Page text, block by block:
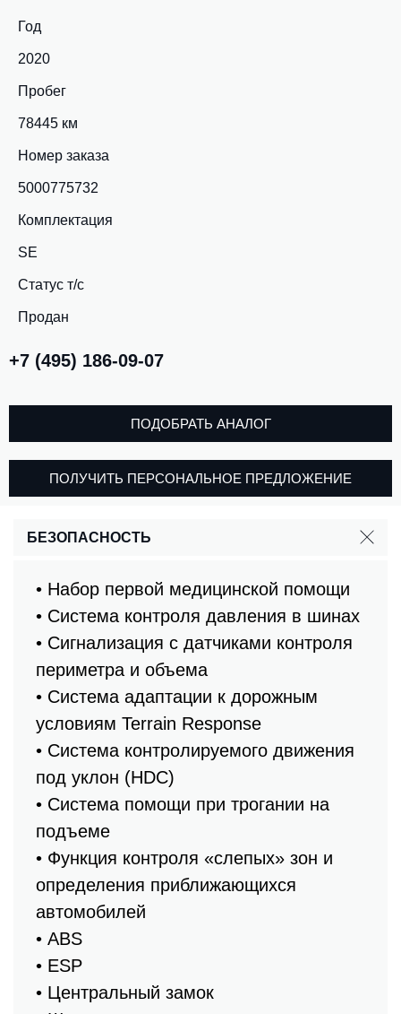
Год
2020
Пробег
78445 км
Номер заказа
5000775732
Комплектация
SE
Статус т/с
Продан
+7 (495) 186-09-07
ПОДОБРАТЬ АНАЛОГ
ПОЛУЧИТЬ ПЕРСОНАЛЬНОЕ ПРЕДЛОЖЕНИЕ
БЕЗОПАСНОСТЬ
• Набор первой медицинской помощи
• Система контроля давления в шинах
• Сигнализация с датчиками контроля
периметра и объема
• Система адаптации к дорожным
условиям Terrain Response
• Система контролируемого движения
под уклон (HDC)
• Система помощи при трогании на
подъеме
• Функция контроля «слепых» зон и
определения приближающихся
автомобилей
• ABS
• ESP
• Центральный замок